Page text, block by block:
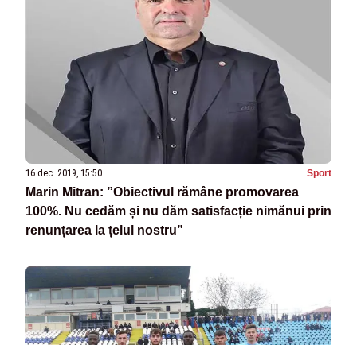
16 dec. 2019, 15:50 Sport
Marin Mitran: ”Obiectivul rămâne promovarea
100%. Nu cedăm și nu dăm satisfacție nimănui prin
renunțarea la țelul nostru”